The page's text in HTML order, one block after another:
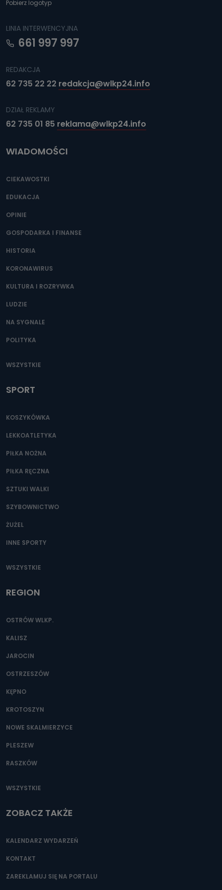
Pobierz logotyp
LINIA INTERWENCYJNA
661 997 997
REDAKCJA
62 735 22 22 redakcja@wlkp24.info
DZIAŁ REKLAMY
62 735 01 85 reklama@wlkp24.info
WIADOMOŚCI
CIEKAWOSTKI
EDUKACJA
OPINIE
GOSPODARKA I FINANSE
HISTORIA
KORONAWIRUS
KULTURA I ROZRYWKA
LUDZIE
NA SYGNALE
POLITYKA
WSZYSTKIE
SPORT
KOSZYKÓWKA
LEKKOATLETYKA
PIŁKA NOŻNA
PIŁKA RĘCZNA
SZTUKI WALKI
SZYBOWNICTWO
ŻUŻEL
INNE SPORTY
WSZYSTKIE
REGION
OSTRÓW WLKP.
KALISZ
JAROCIN
OSTRZESZÓW
KĘPNO
KROTOSZYN
NOWE SKALMIERZYCE
PLESZEW
RASZKÓW
WSZYSTKIE
ZOBACZ TAKŻE
KALENDARZ WYDARZEŃ
KONTAKT
ZAREKLAMUJ SIĘ NA PORTALU